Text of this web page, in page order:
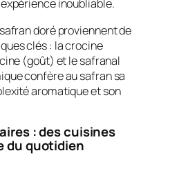
inoubliable.
doré proviennent de
clés : la crocine
(goût) et le safranal
confère au safran sa
aromatique et son
: des cuisines
du quotidien